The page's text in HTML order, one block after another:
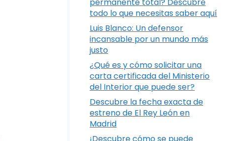
todo lo que necesitas saber aquí
Luis Blanco: Un defensor
incansable por un mundo más
justo
¿Qué es y cómo solicitar una
carta certificada del Ministerio
del Interior que puede ser?
Descubre la fecha exacta de
estreno de El Rey León en
Madrid